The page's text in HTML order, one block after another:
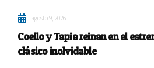
agosto 9, 2026
Coello y Tapia reinan en el
clásico inolvidable